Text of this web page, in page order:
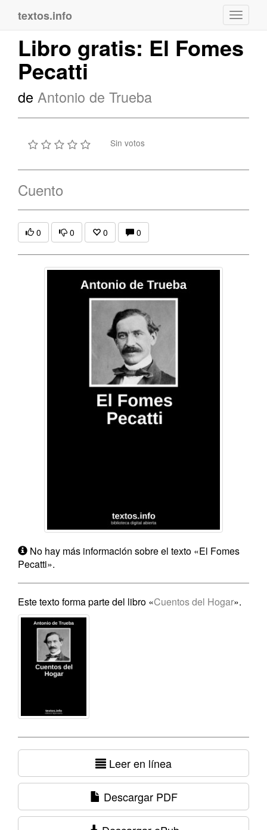
textos.info
Libro gratis: El Fomes
Pecatti
de Antonio de Trueba
Sin votos
Cuento
0 0 0 0
No hay más información sobre el texto «El Fomes
Pecatti».
Este texto forma parte del libro «Cuentos del Hogar».
Leer en línea
Descargar PDF